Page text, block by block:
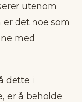
utenom
er det noe som
med
dette i
er å beholde